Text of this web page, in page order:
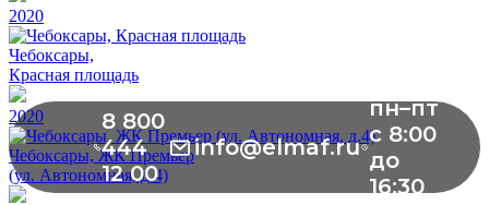
2020
Чебоксары,
Красная площадь
2020
Чебоксары, ЖК Премьер
(ул. Автономная, д.4)
8 800
444
12 00
info@elmaf.ru
пн–пт
с 8:00
до
16:30